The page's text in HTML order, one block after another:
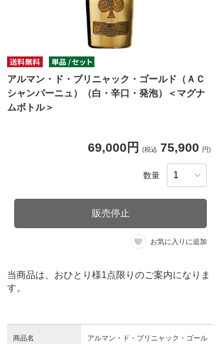
アルマン・ド・ブリニャック・ゴールド（ＡＣ
シャンパーニュ）（白・辛口・発泡）＜マグナ
ムボトル＞
69,000円 (税込 75,900 円)
数量
販売停止
お気に入りに追加
当商品は、おひとり様1点限りのご案内になりま
す。
商品名
アルマン・ド・ブリニャック・ゴール